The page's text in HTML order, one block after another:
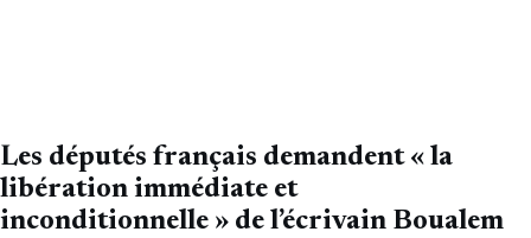
Les députés français demandent « la
libération immédiate et
inconditionnelle » de l’écrivain Boualem